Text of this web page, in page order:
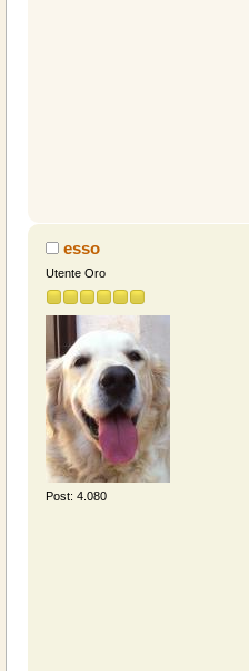
esso
Utente Oro
Post: 4.080